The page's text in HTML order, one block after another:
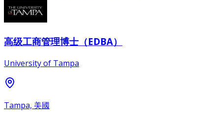
高级工商管理博士（EDBA）
University of Tampa
Tampa, 美國